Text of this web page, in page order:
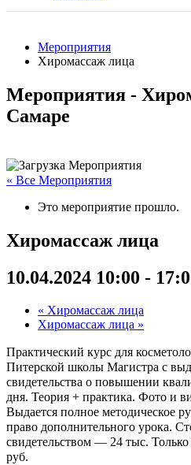
Мероприятия
Хиромассаж лица
Мероприятия -
Самаре
« Все Мероприятия
Это мероприятие прошло.
Хиромассаж лица
10.04.2024 10:00 -
« Хиромассаж лица
Хиромассаж лица »
Практический курс для
Питерской школы Магистра с
свидетельства о повышении
дня. Теория + практика. Фото и
Выдается полное методическое
право дополнительного урока.
свидетельством — 24 тыс.
руб.